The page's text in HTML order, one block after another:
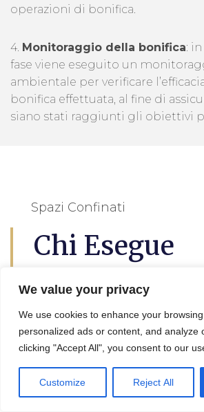
We value your privacy
We use cookies to enhance your
personalized ads or content, and analyze
clicking "Accept All", you consent to our
Customize Reject All
operazioni di bonifica.
4. Monitoraggio della bonifica:
fase viene eseguito un
ambientale per verificare
bonifica effettuata, al fine di
siano stati raggiunti gli obiettivi
Spazi Confinati
Chi Esegue
L'analisi Del
Galzignano
Terme
analisi del suolo a Galzignano